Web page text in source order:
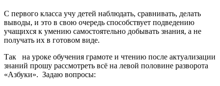
С первого класса учу детей наблюдать, сравнивать, делать
выводы, и это в свою очередь способствует подведению
учащихся к умению самостоятельно добывать знания, а не
получать их в готовом виде.
Так на уроке обучения грамоте и чтению после актуализации
знаний прошу рассмотреть всё на левой половине разворота
«Азбуки». Задаю вопросы: